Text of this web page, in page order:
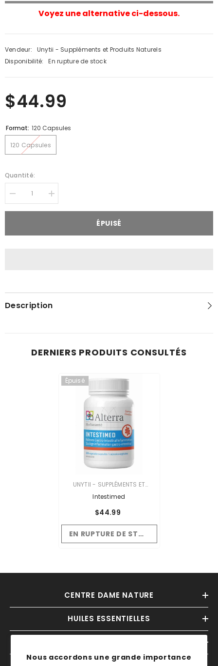
Nous accordons une grande importance
Voyez une alternative ci-dessous.
Vendeur:
Unytii - Suppléments et Produits Naturels
Disponibilité:
En rupture de stock
$44.99
Format: 120 Capsules
120 Capsules
Quantité:
Diminuer
la
quantité
Augmenter
la
quantité
ÉPUISÉ
Description
DERNIERS PRODUITS CONSULTÉS
Épuisé
VENDOR:
UNYTII - SUPPLÉMENTS ET
PRODUITS NATURELS
Intestimed
$44.99
EN RUPTURE DE STOCK
CENTRE DAME NATURE
HUILES ESSENTIELLES